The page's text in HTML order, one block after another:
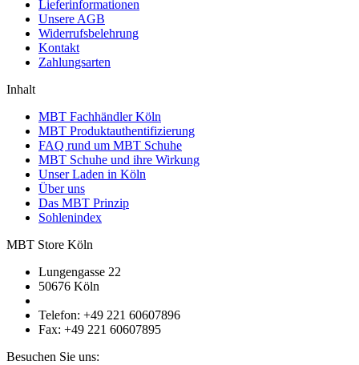
Lieferinformationen
Unsere AGB
Widerrufsbelehrung
Kontakt
Zahlungsarten
Inhalt
MBT Fachhändler Köln
MBT Produktauthentifizierung
FAQ rund um MBT Schuhe
MBT Schuhe und ihre Wirkung
Unser Laden in Köln
Über uns
Das MBT Prinzip
Sohlenindex
MBT Store Köln
Lungengasse 22
50676 Köln
Telefon: +49 221 60607896
Fax: +49 221 60607895
Besuchen Sie uns: